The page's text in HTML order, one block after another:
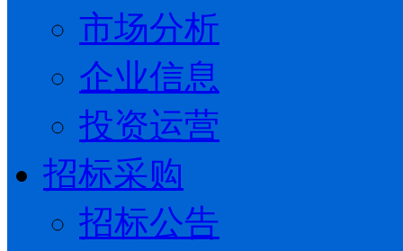
市场分析
企业信息
投资运营
招标采购
招标公告